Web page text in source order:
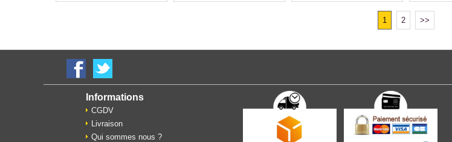
1 2 >>
Informations
CGDV
Livraison
Qui sommes nous ?